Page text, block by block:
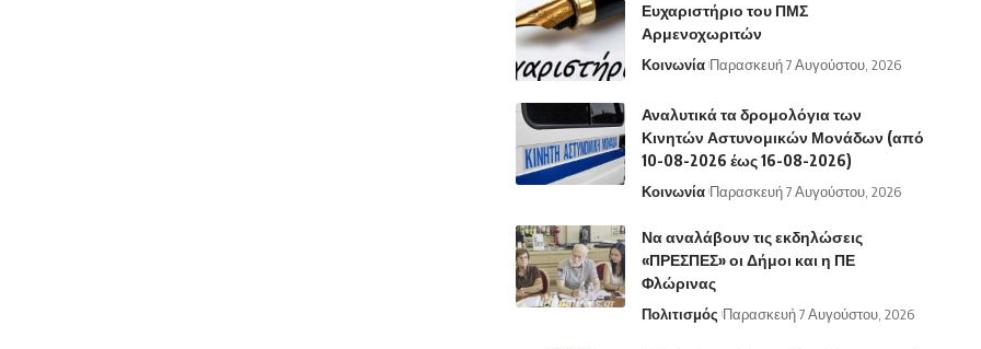
Ευχαριστήριο του ΠΜΣ
Αρμενοχωριτών
Κοινωνία Παρασκευή 7 Αυγούστου, 2026
Αναλυτικά τα δρομολόγια των
Κινητών Αστυνομικών Μονάδων (από
10-08-2026 έως 16-08-2026)
Κοινωνία Παρασκευή 7 Αυγούστου, 2026
Να αναλάβουν τις εκδηλώσεις
«ΠΡΕΣΠΕΣ» οι Δήμοι και η ΠΕ
Φλώρινας
Πολιτισμός Παρασκευή 7 Αυγούστου, 2026